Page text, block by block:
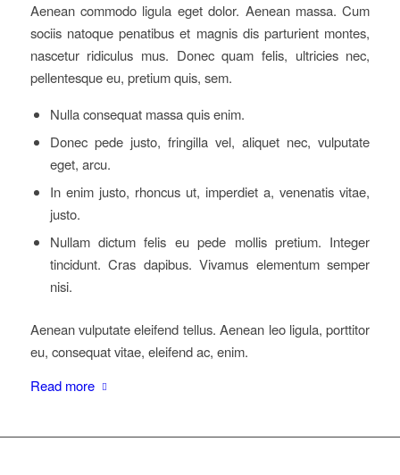
Aenean commodo ligula eget dolor. Aenean massa. Cum
sociis natoque penatibus et magnis dis parturient montes,
nascetur ridiculus mus. Donec quam felis, ultricies nec,
pellentesque eu, pretium quis, sem.
Nulla consequat massa quis enim.
Donec pede justo, fringilla vel, aliquet nec, vulputate
eget, arcu.
In enim justo, rhoncus ut, imperdiet a, venenatis vitae,
justo.
Nullam dictum felis eu pede mollis pretium. Integer
tincidunt. Cras dapibus. Vivamus elementum semper
nisi.
Aenean vulputate eleifend tellus. Aenean leo ligula, porttitor
eu, consequat vitae, eleifend ac, enim.
Read more